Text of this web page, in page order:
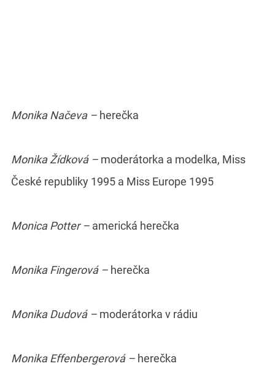
Monika Načeva – herečka
Monika Žídková – moderátorka a modelka, Miss
České republiky 1995 a Miss Europe 1995
Monica Potter – americká herečka
Monika Fingerová – herečka
Monika Dudová – moderátorka v rádiu
Monika Effenbergerová – herečka